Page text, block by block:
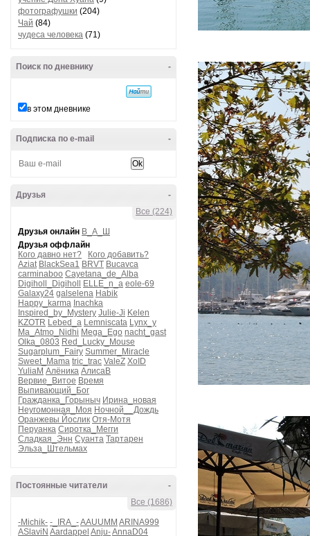
фотографушки (204)
Чай (84)
чудеса человека (71)
-
Поиск по дневнику
в этом дневнике
-
Подписка по e-mail
-
Друзья
Все (224)
Друзья онлайн В_А_Ш
Друзья оффлайн
Кого давно нет?
Кого добавить?
Aziat BlackSea1 BRVT Bucavca
carminaboo Cayetana_de_Alba
Digiholl_Digiholl
ELLE_n_a eole-69
Galaxy24 galselena Habik
Happy_karma Inachka
Inspired_by_Mystery Julie-Ji Kelen
KZOTR Lebed_a Lemniscata Lynx_y
Ma_Atmo_Nidhi Mega_Ego nacht_gast
Olka_0803 Red_Lucky_Mouse
Sugarplum_Fairy Summer_Miracle
Sweet_Mama tric_trac ValeZ XoID
YuliaM Алёника АлисаВ
Вервие_Витое Время
Выпивающий_Бог
Гражданка_Горыныч Ирина_новая
Неугомонная_Моя Ночной__Дождь
Оранжевы Йослик Отя-Мотя
Перуанка Сиротка_Мегги
Сладкая_Энн Суанта Тартарен
Эльза_Штельмах
-
Постоянные читатели
Все (1686)
-Michik- -_IRA_-AAUUMM ARINA999
ASlaviN Aardappel Anju-AnnaD04